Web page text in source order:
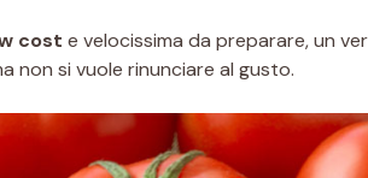
cost e velocissima da preparare, un
non si vuole rinunciare al gusto.